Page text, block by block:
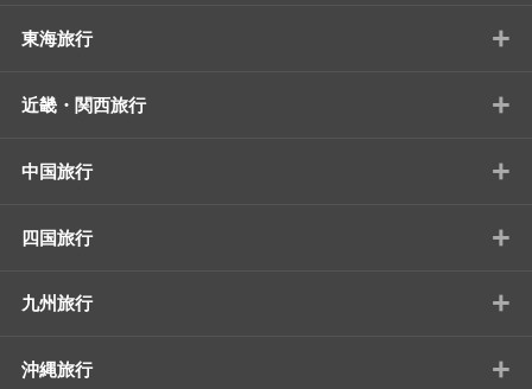
東海旅行 +
近畿・関西旅行 +
中国旅行 +
四国旅行 +
九州旅行 +
沖縄旅行 +